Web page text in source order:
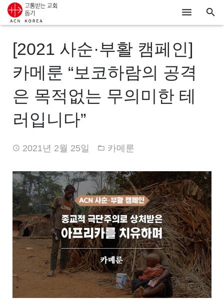
알리기
기도하기
시리아
우크라이나
행동하기
로그인
후원하기
[2021 사순·부활 캠페인]
카메룬 “보코하람의 공격
은 목적없는 무의미한 테
러입니다”
2021년 2월 25일 카메룬